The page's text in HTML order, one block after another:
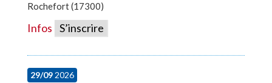
Rochefort (17300)
Infos S’inscrire
29/092026